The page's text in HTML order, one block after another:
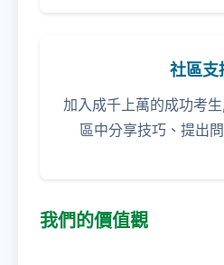
社區支
加入成千上萬的成功考
區中分享技巧、提出
我們的價值觀